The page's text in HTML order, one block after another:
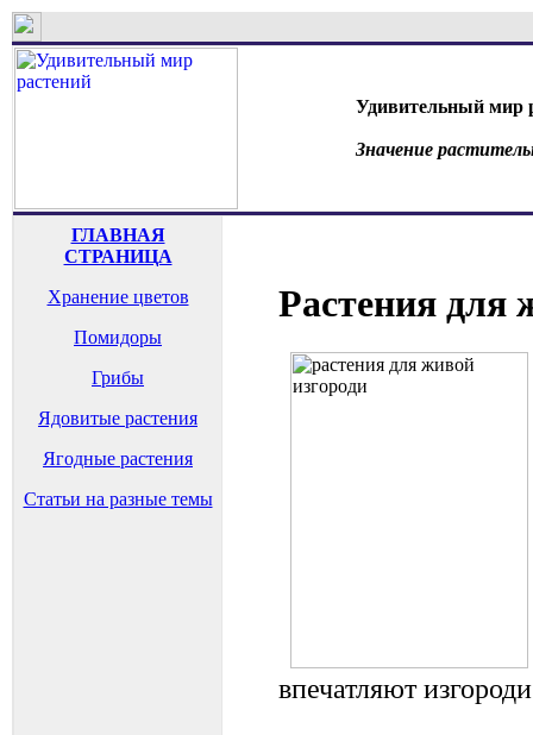
Удивительный мир
Значение
ГЛАВНАЯ
СТРАНИЦА
Хранение цветов
Помидоры
Грибы
Ядовитые растения
Ягодные растения
Статьи на разные темы
Растения для
впечатляют